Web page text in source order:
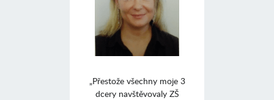
„Přestože všechny moje 3
dcery navštěvovaly ZŠ